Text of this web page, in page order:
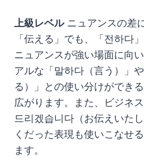
上級レベルニュアンスの差
「伝える」でも、「전하다
ニュアンスが強い場面に向
アルな「말하다（言う）」
る）」との使い分けができ
広がります。また、ビジネ
드리겠습니다（お伝えいた
くだった表現も使いこなせ
ます。